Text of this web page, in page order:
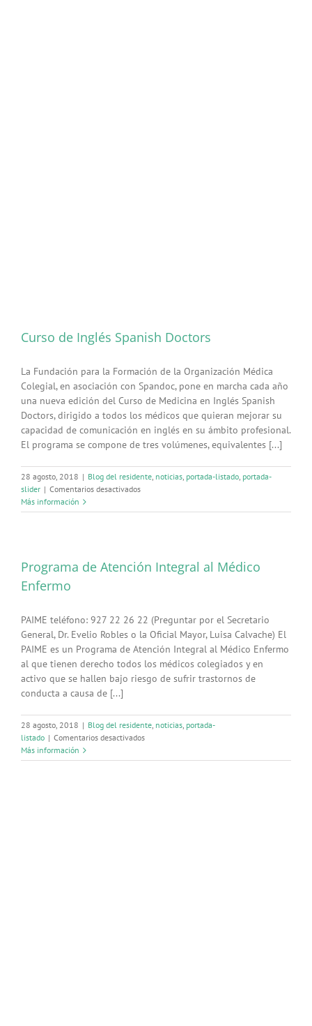
Curso de Inglés Spanish Doctors
La Fundación para la Formación de la Organización Médica
Colegial, en asociación con Spandoc, pone en marcha cada año
una nueva edición del Curso de Medicina en Inglés Spanish
Doctors, dirigido a todos los médicos que quieran mejorar su
capacidad de comunicación en inglés en su ámbito profesional.
El programa se compone de tres volúmenes, equivalentes [...]
28 agosto, 2018 | Blog del residente, noticias, portada-listado, portada-
slider | Comentarios desactivadosen
de
Más información
Programa de Atención Integral al Médico
Enfermo
PAIME teléfono: 927 22 26 22 (Preguntar por el Secretario
General, Dr. Evelio Robles o la Oficial Mayor, Luisa Calvache) El
PAIME es un Programa de Atención Integral al Médico Enfermo
al que tienen derecho todos los médicos colegiados y en
activo que se hallen bajo riesgo de sufrir trastornos de
conducta a causa de [...]
28 agosto, 2018 | Blog del residente, noticias, portada-
listado | Comentarios desactivadosen
de
Más información